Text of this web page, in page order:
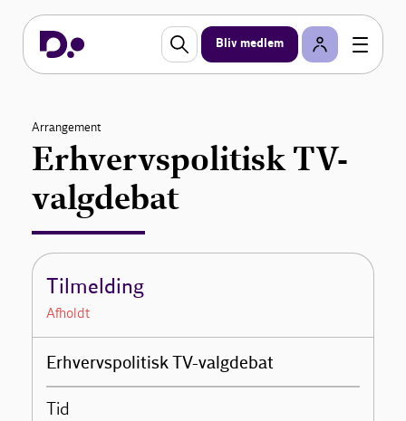
Bliv medlem
Arrangement
Erhvervspolitisk TV-
valgdebat
Tilmelding
Afholdt
Erhvervspolitisk TV-valgdebat
Tid